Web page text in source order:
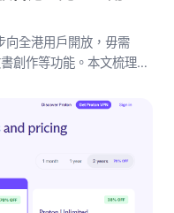
全港用戶開放，毋需
創作等功能。本文梳理
，助你快速上手香港首個